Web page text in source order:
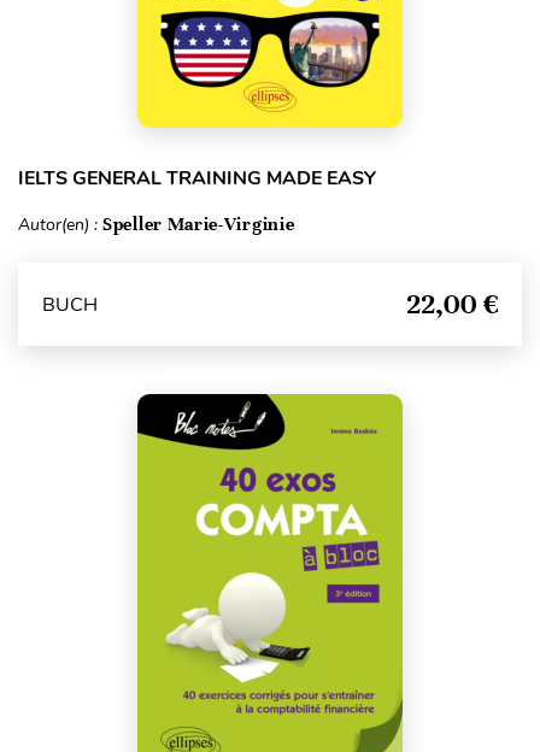
IELTS GENERAL TRAINING MADE EASY
Autor(en) : Speller Marie-Virginie
BUCH 22,00 €